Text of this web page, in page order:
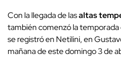
Con la llegada de lasaltas
también comenzó la
se registró en Netilini, en
mañana de este domingo 3 de